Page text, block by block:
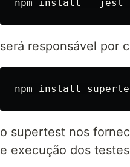
será responsável por
o supertest nos
e execução dos